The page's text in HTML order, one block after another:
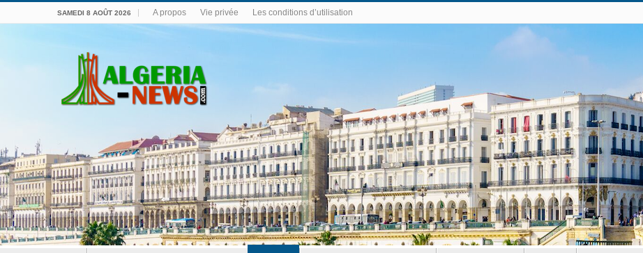
SAMEDI 8 AOÛT 2026 A propos Vie privée Les conditions d’utilisation